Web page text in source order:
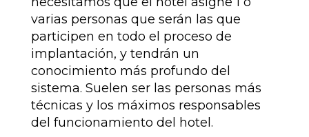
varias personas que serán las que
participen en todo el proceso de
implantación, y tendrán un
conocimiento más profundo del
sistema. Suelen ser las personas más
técnicas y los máximos responsables
del funcionamiento del hotel.